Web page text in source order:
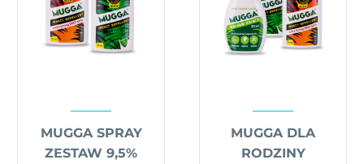
MUGGA SPRAY
ZESTAW 9,5%
MUGGA DLA
RODZINY